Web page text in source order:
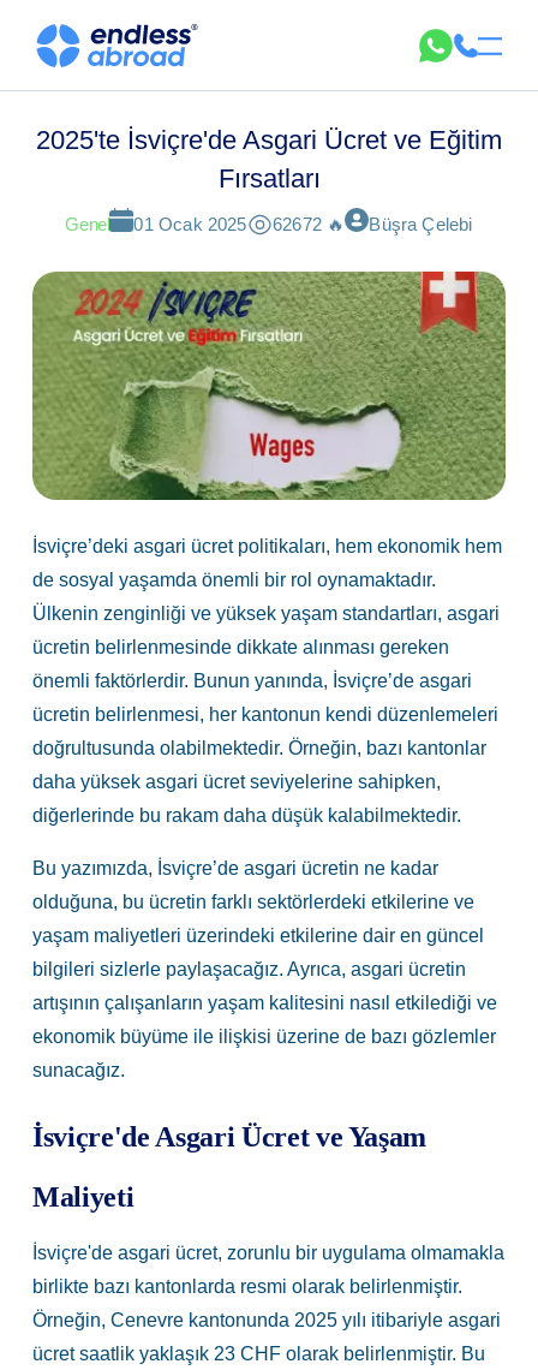
2025'te İsviçre'de Asgari Ücret ve Eğitim
Fırsatları
Genel 01 Ocak 2025 62672 🔥 Büşra Çelebi
İsviçre’deki asgari ücret politikaları, hem ekonomik hem
de sosyal yaşamda önemli bir rol oynamaktadır.
Ülkenin zenginliği ve yüksek yaşam standartları, asgari
ücretin belirlenmesinde dikkate alınması gereken
önemli faktörlerdir. Bunun yanında, İsviçre’de asgari
ücretin belirlenmesi, her kantonun kendi düzenlemeleri
doğrultusunda olabilmektedir. Örneğin, bazı kantonlar
daha yüksek asgari ücret seviyelerine sahipken,
diğerlerinde bu rakam daha düşük kalabilmektedir.
Bu yazımızda, İsviçre’de asgari ücretin ne kadar
olduğuna, bu ücretin farklı sektörlerdeki etkilerine ve
yaşam maliyetleri üzerindeki etkilerine dair en güncel
bilgileri sizlerle paylaşacağız. Ayrıca, asgari ücretin
artışının çalışanların yaşam kalitesini nasıl etkilediği ve
ekonomik büyüme ile ilişkisi üzerine de bazı gözlemler
sunacağız.
İsviçre'de Asgari Ücret ve Yaşam
Maliyeti
İsviçre'de asgari ücret, zorunlu bir uygulama olmamakla
birlikte bazı kantonlarda resmi olarak belirlenmiştir.
Örneğin, Cenevre kantonunda 2025 yılı itibariyle asgari
ücret saatlik yaklaşık 23 CHF olarak belirlenmiştir. Bu